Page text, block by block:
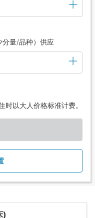
分量/品种）供应
以大人价格标准计费。
)